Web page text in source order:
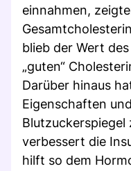
einnahmen,
blieb der Wert
„guten“
Darüber hinaus
Eigenschaften
Blutzuckerspiegel
verbessert die
hilft so dem